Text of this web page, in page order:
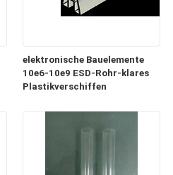
elektronische Bauelemente
10e6-10e9 ESD-Rohr-klares
Plastikverschiffen